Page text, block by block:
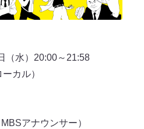
（水）20:00～21:58
カル）
アナウンサー）